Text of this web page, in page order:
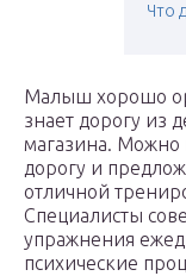
Что
Малыш хорошо
знает дорогу из
магазина. Можно
дорогу и
отличной
Специалисты
упражнения
психические